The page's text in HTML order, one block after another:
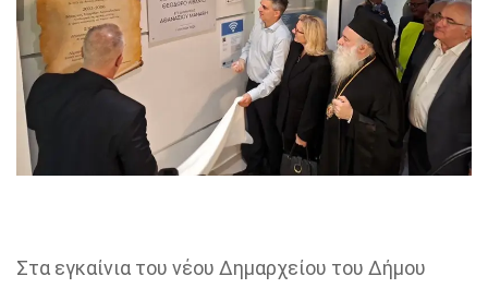
Στα εγκαίνια του νέου Δημαρχείου του Δήμου